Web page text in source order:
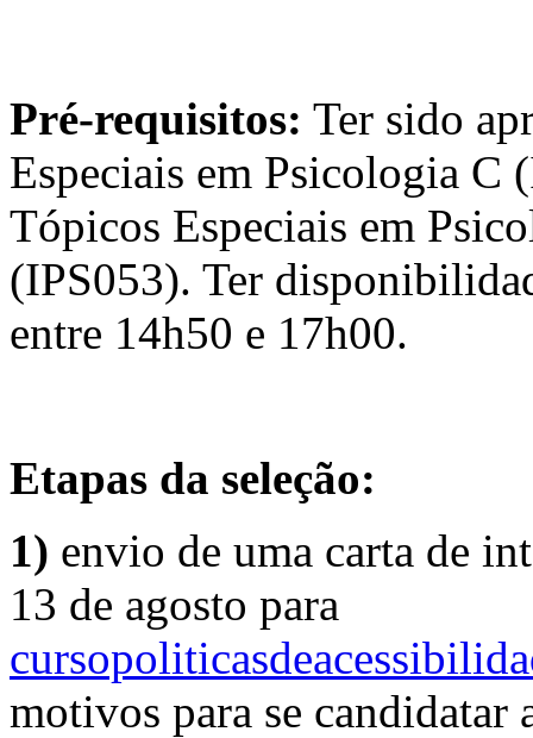
Pré-requisitos: Ter sido
Especiais em Psicologia C
Tópicos Especiais em
(IPS053). Ter
entre 14h50 e 17h00.
Etapas da seleção:
1) envio de uma carta de
13 de agosto para
motivos para se candidatar